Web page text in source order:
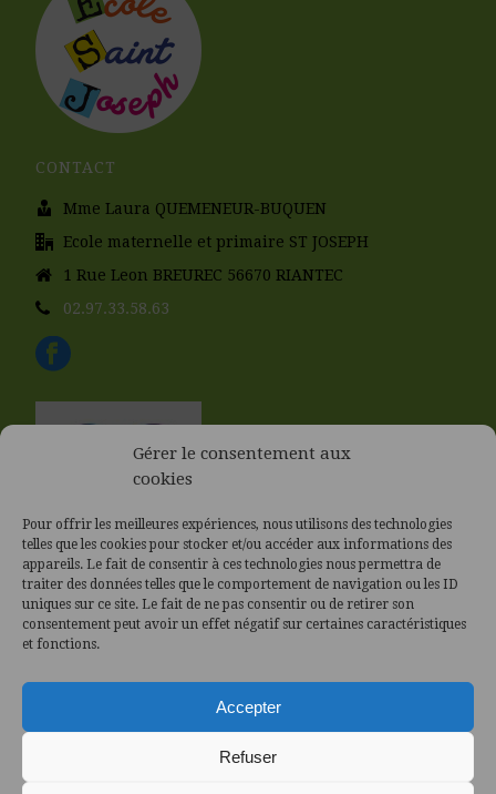
Gérer le consentement aux
cookies
Pour offrir les meilleures expériences, nous utilisons des technologies
telles que les cookies pour stocker et/ou accéder aux informations des
appareils. Le fait de consentir à ces technologies nous permettra de
traiter des données telles que le comportement de navigation ou les ID
uniques sur ce site. Le fait de ne pas consentir ou de retirer son
consentement peut avoir un effet négatif sur certaines caractéristiques
et fonctions.
Accepter
Refuser
CONTACT
Mme Laura QUEMENEUR-BUQUEN
Ecole maternelle et primaire ST JOSEPH
1 Rue Leon BREUREC 56670 RIANTEC
02.97.33.58.63